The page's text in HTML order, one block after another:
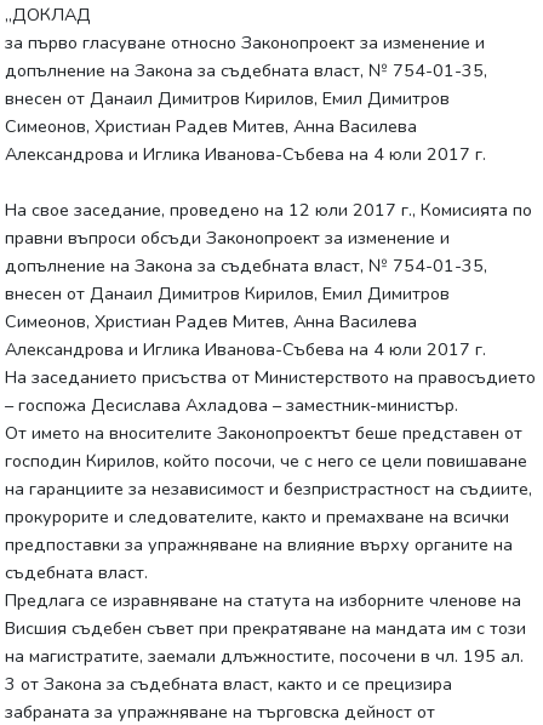
„ДОКЛАД
за първо гласуване относно Законопроект за изменение и
допълнение на Закона за съдебната власт, № 754-01-35,
внесен от Данаил Димитров Кирилов, Емил Димитров
Симеонов, Христиан Радев Митев, Анна Василева
Александрова и Иглика Иванова-Събева на 4 юли 2017 г.
На свое заседание, проведено на 12 юли 2017 г., Комисията по
правни въпроси обсъди Законопроект за изменение и
допълнение на Закона за съдебната власт, № 754-01-35,
внесен от Данаил Димитров Кирилов, Емил Димитров
Симеонов, Христиан Радев Митев, Анна Василева
Александрова и Иглика Иванова-Събева на 4 юли 2017 г.
На заседанието присъства от Министерството на правосъдието
– госпожа Десислава Ахладова – заместник-министър.
От името на вносителите Законопроектът беше представен от
господин Кирилов, който посочи, че с него се цели повишаване
на гаранциите за независимост и безпристрастност на съдиите,
прокурорите и следователите, както и премахване на всички
предпоставки за упражняване на влияние върху органите на
съдебната власт.
Предлага се изравняване на статута на изборните членове на
Висшия съдебен съвет при прекратяване на мандата им с този
на магистратите, заемали длъжностите, посочени в чл. 195 ал.
3 от Закона за съдебната власт, както и се прецизира
забраната за упражняване на търговска дейност от